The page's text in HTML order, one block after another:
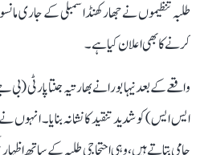
طلبہ تنظیموں نے جھارکھنڈ اسمبلی کے جاری
کرنے کا بھی اعلان کیا ہے۔
واقعے کے بعد نیہا بورا نے بھارتیہ جنتا پارٹی
ایس ایس) کو شدید تنقید کا نشانہ بنایا۔ انہوں